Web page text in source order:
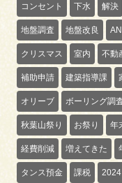
コンセント 下水 解決
地盤調査 地盤改良
クリスマス 室内 不動
補助申請 建築指導課
オリーブ ボーリング調
秋葉山祭り お祭り 年
経費削減 増えてきた
タンス預金 課税 2024